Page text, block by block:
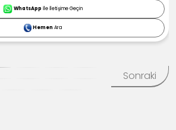
WhatsApp İle İletişime Geçin
HemenAra
Sonraki